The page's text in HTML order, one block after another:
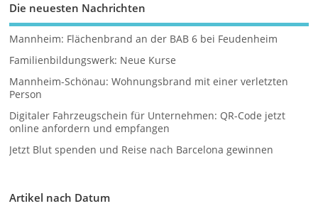
Die neuesten Nachrichten
Mannheim: Flächenbrand an der BAB 6 bei Feudenheim
Familienbildungswerk: Neue Kurse
Mannheim-Schönau: Wohnungsbrand mit einer verletzten
Person
Digitaler Fahrzeugschein für Unternehmen: QR-Code jetzt
online anfordern und empfangen
Jetzt Blut spenden und Reise nach Barcelona gewinnen
Artikel nach Datum